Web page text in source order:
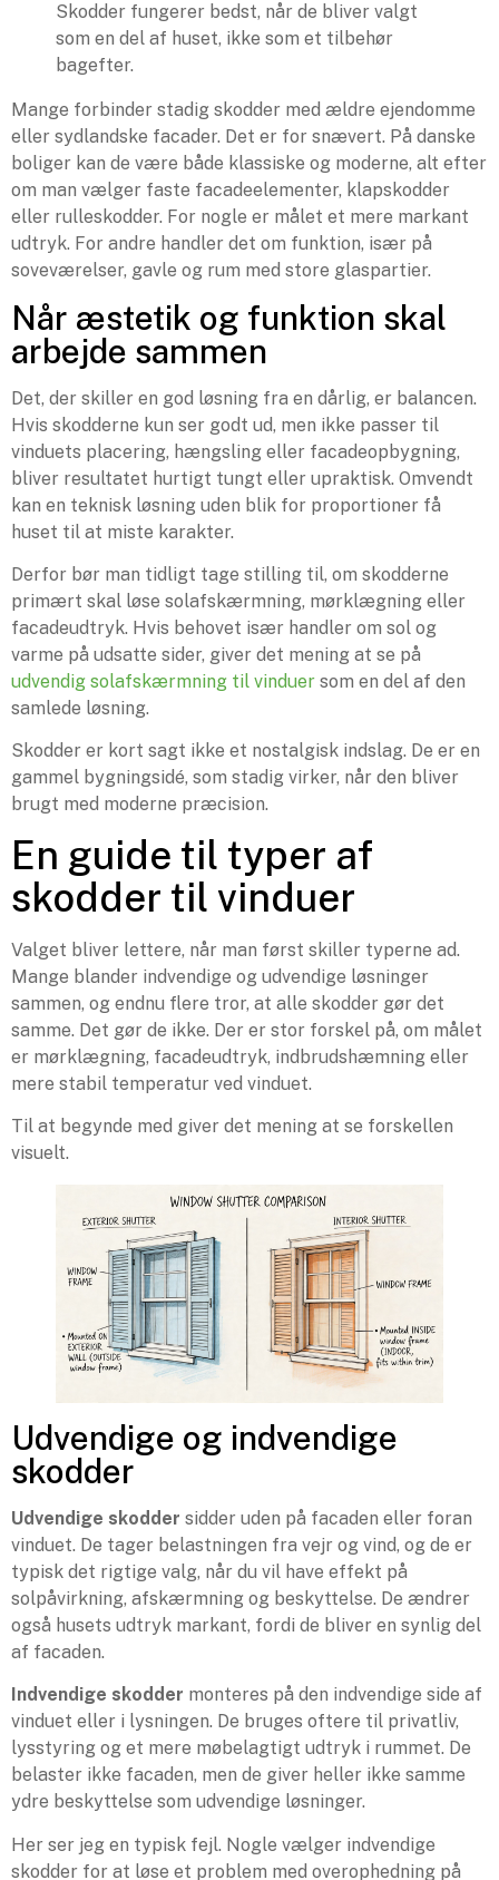
Skodder fungerer bedst, når de bliver valgt
som en del af huset, ikke som et tilbehør
bagefter.
Mange forbinder stadig skodder med ældre ejendomme
eller sydlandske facader. Det er for snævert. På danske
boliger kan de være både klassiske og moderne, alt efter
om man vælger faste facadeelementer, klapskodder
eller rulleskodder. For nogle er målet et mere markant
udtryk. For andre handler det om funktion, især på
soveværelser, gavle og rum med store glaspartier.
Når æstetik og funktion skal
arbejde sammen
Det, der skiller en god løsning fra en dårlig, er balancen.
Hvis skodderne kun ser godt ud, men ikke passer til
vinduets placering, hængsling eller facadeopbygning,
bliver resultatet hurtigt tungt eller upraktisk. Omvendt
kan en teknisk løsning uden blik for proportioner få
huset til at miste karakter.
Derfor bør man tidligt tage stilling til, om skodderne
primært skal løse solafskærmning, mørklægning eller
facadeudtryk. Hvis behovet især handler om sol og
varme på udsatte sider, giver det mening at se på
udvendig solafskærmning til vinduer som en del af den
samlede løsning.
Skodder er kort sagt ikke et nostalgisk indslag. De er en
gammel bygningsidé, som stadig virker, når den bliver
brugt med moderne præcision.
En guide til typer af
skodder til vinduer
Valget bliver lettere, når man først skiller typerne ad.
Mange blander indvendige og udvendige løsninger
sammen, og endnu flere tror, at alle skodder gør det
samme. Det gør de ikke. Der er stor forskel på, om målet
er mørklægning, facadeudtryk, indbrudshæmning eller
mere stabil temperatur ved vinduet.
Til at begynde med giver det mening at se forskellen
visuelt.
Udvendige og indvendige
skodder
Udvendige skodder sidder uden på facaden eller foran
vinduet. De tager belastningen fra vejr og vind, og de er
typisk det rigtige valg, når du vil have effekt på
solpåvirkning, afskærmning og beskyttelse. De ændrer
også husets udtryk markant, fordi de bliver en synlig del
af facaden.
Indvendige skodder monteres på den indvendige side af
vinduet eller i lysningen. De bruges oftere til privatliv,
lysstyring og et mere møbelagtigt udtryk i rummet. De
belaster ikke facaden, men de giver heller ikke samme
ydre beskyttelse som udvendige løsninger.
Her ser jeg en typisk fejl. Nogle vælger indvendige
skodder for at løse et problem med overophedning på